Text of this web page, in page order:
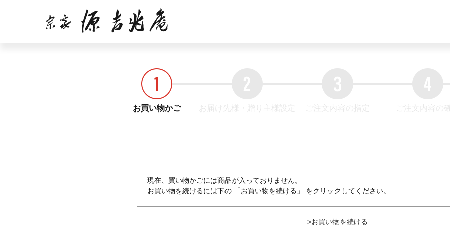
お買い物かご
現在、買い物かごには商品が入っておりません。
お買い物を続けるには下の 「お買い物を続ける」 をクリックしてください。
>